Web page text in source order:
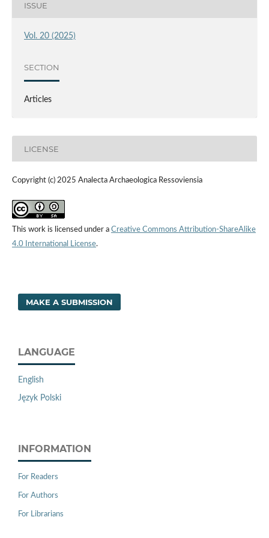
ISSUE
Vol. 20 (2025)
SECTION
Articles
LICENSE
Copyright (c) 2025 Ana­lecta Archa­eolo­gica Res­so­viensia
This work is licensed under a Creative Commons Attribution-ShareAlike
4.0 International License.
MAKE A SUBMISSION
LANGUAGE
English
Język Polski
INFORMATION
For Readers
For Authors
For Librarians